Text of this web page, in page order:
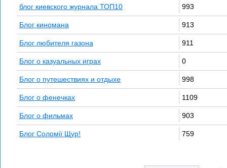
блог киевского журнала ТОП10 993
Блог киномана 913
Блог любителя газона 911
Блог о казуальных играх 0
Блог о путешествиях и отдыхе 998
Блог о фенечках 1109
Блог о фильмах 903
Блог Соломії Щур! 759